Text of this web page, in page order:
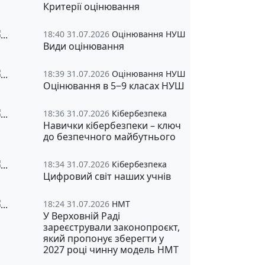
Критерії оцінювання
18:40 31.07.2026 Оцінювання НУШ
Види оцінювання
18:39 31.07.2026 Оцінювання НУШ
Оцінювання в 5‒9 класах НУШ
18:36 31.07.2026 Кібербезпека
Навички кібербезпеки – ключ
до безпечного майбутнього
18:34 31.07.2026 Кібербезпека
Цифровий світ наших учнів
18:24 31.07.2026 НМТ
У Верховній Раді
зареєстрували законопроєкт,
який пропонує зберегти у
2027 році чинну модель НМТ